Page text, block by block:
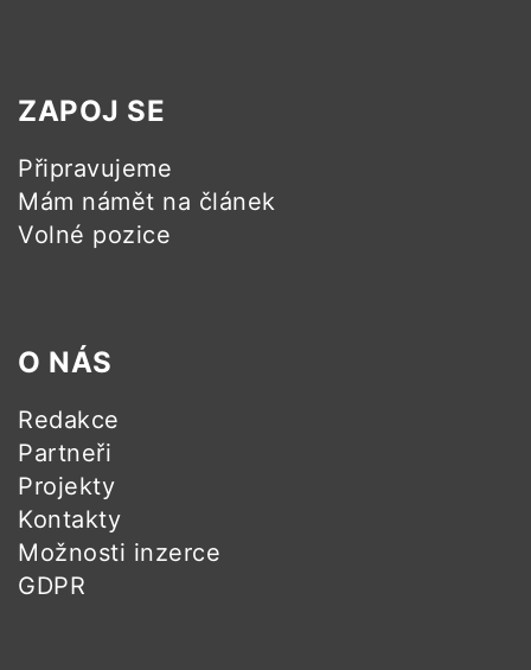
ZAPOJ SE
Připravujeme
Mám námět na článek
Volné pozice
O NÁS
Redakce
Partneři
Projekty
Kontakty
Možnosti inzerce
GDPR